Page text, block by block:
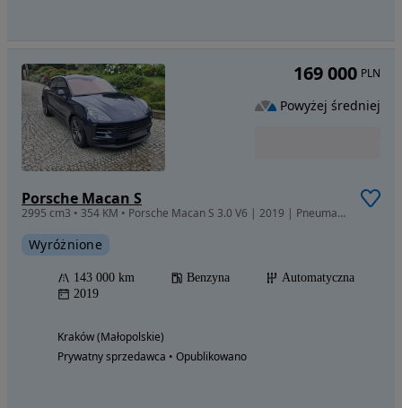
Porsche Macan S
2995 cm3 • 354 KM • Porsche Macan S 3.0 V6 | 2019 | Pneumatyka | PDK | BOSE | Panorama |
Wyróżnione
143 000 km Benzyna
Automatyczna
2019
Kraków (Małopolskie)
Prywatny sprzedawca • Opublikowano
169 000 PLN
Powyżej średniej